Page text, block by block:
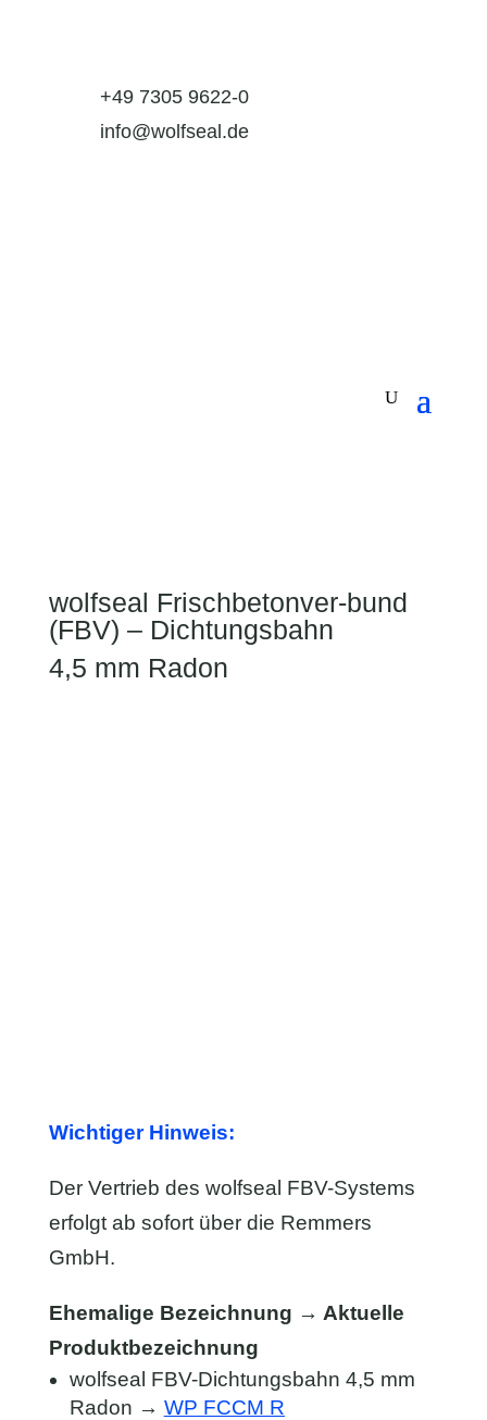
+49 7305 9622-0
info@wolfseal.de
wolfseal Frischbetonver-bund
(FBV) – Dichtungsbahn
4,5 mm Radon
Wichtiger Hinweis:
Der Vertrieb des wolfseal FBV-Systems
erfolgt ab sofort über die Remmers
GmbH.
Ehemalige Bezeichnung → Aktuelle
Produktbezeichnung
wolfseal FBV-Dichtungsbahn 4,5 mm
Radon → WP FCCM R